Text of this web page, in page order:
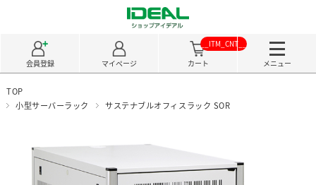
会員登録 マイページ カート
__ITM_CNT__
メニュー
TOP
小型サーバーラック
サステナブルオフィスラック SOR